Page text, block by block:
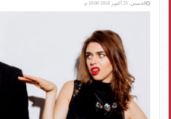
الخميس، 25 أكتوبر 2018 10:00 م